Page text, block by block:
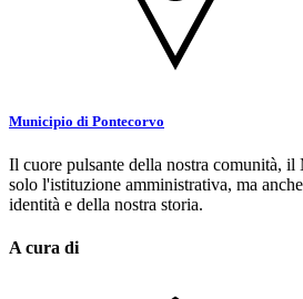
Municipio di Pontecorvo
Il cuore pulsante della nostra comunità, il
solo l'istituzione amministrativa, ma
identità e della nostra storia.
A cura di